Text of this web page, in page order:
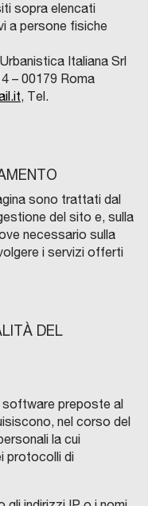
sopra elencati
a persone fisiche
Italiana Srl
– 00179 Roma
, Tel.
sono trattati dal
del sito e, sulla
necessario sulla
i servizi offerti
DEL
software preposte al
nel corso del
la cui
protocolli di